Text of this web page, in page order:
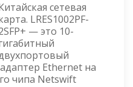
PCIE
X8
10G
DUAL-
PORT
SERVER
сетевая
LRES1002PF-
— это 10-
Ethernet на
чипа Netswift